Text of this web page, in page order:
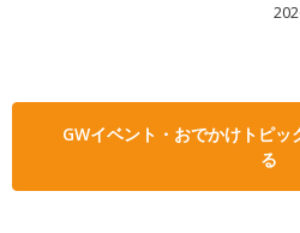
GWイベント・おでかけトピ
る